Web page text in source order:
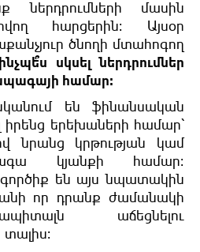
ներդրումների մասին
հարցերին։ Այսօր
ծնողի մտահոգող
ինչպե՞ս սկսել ներդրումներ
համար։
են ֆինանսական
իրենց երեխաների համար՝
նրանց կրթության կամ
կյանքի համար։
գործիք են այս նպատակին
որ դրանք ժամանակի
աճեցնելու
տալիս։